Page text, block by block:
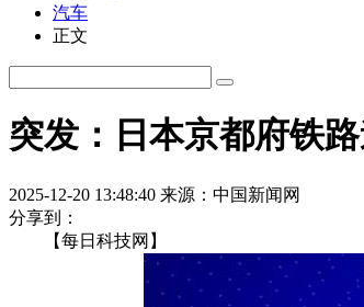
汽车
正文
突发：日本京都府铁
2025-12-20 13:48:40 来源：中国新闻网
分享到：
【每日科技网】